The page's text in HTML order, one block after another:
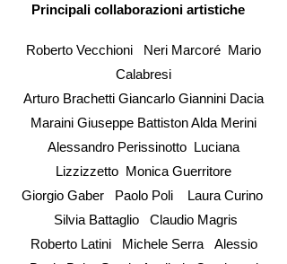
Principali collaborazioni artistiche
Roberto Vecchioni Neri Marcoré Mario
Calabresi
Arturo Brachetti Giancarlo Giannini Dacia
Maraini Giuseppe Battiston Alda Merini
Alessandro Perissinotto Luciana
Lizzizzetto Monica Guerritore
Giorgio Gaber Paolo Poli Laura Curino
Silvia Battaglio Claudio Magris
Roberto Latini Michele Serra Alessio